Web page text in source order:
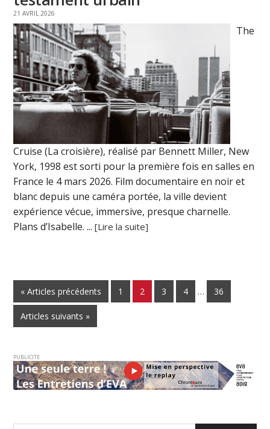
21 AVRIL 2026
The
Cruise (La croisière), réalisé par Bennett Miller, New
York, 1998 est sorti pour la première fois en salles en
France le 4 mars 2026. Film documentaire en noir et
blanc depuis une caméra portée, la ville devient
expérience vécue, immersive, presque charnelle.
Plans d’Isabelle. ...[Lire la suite]
« Articles précédents 1 2 3 4 … 36
Articles suivants »
PUBLICITE